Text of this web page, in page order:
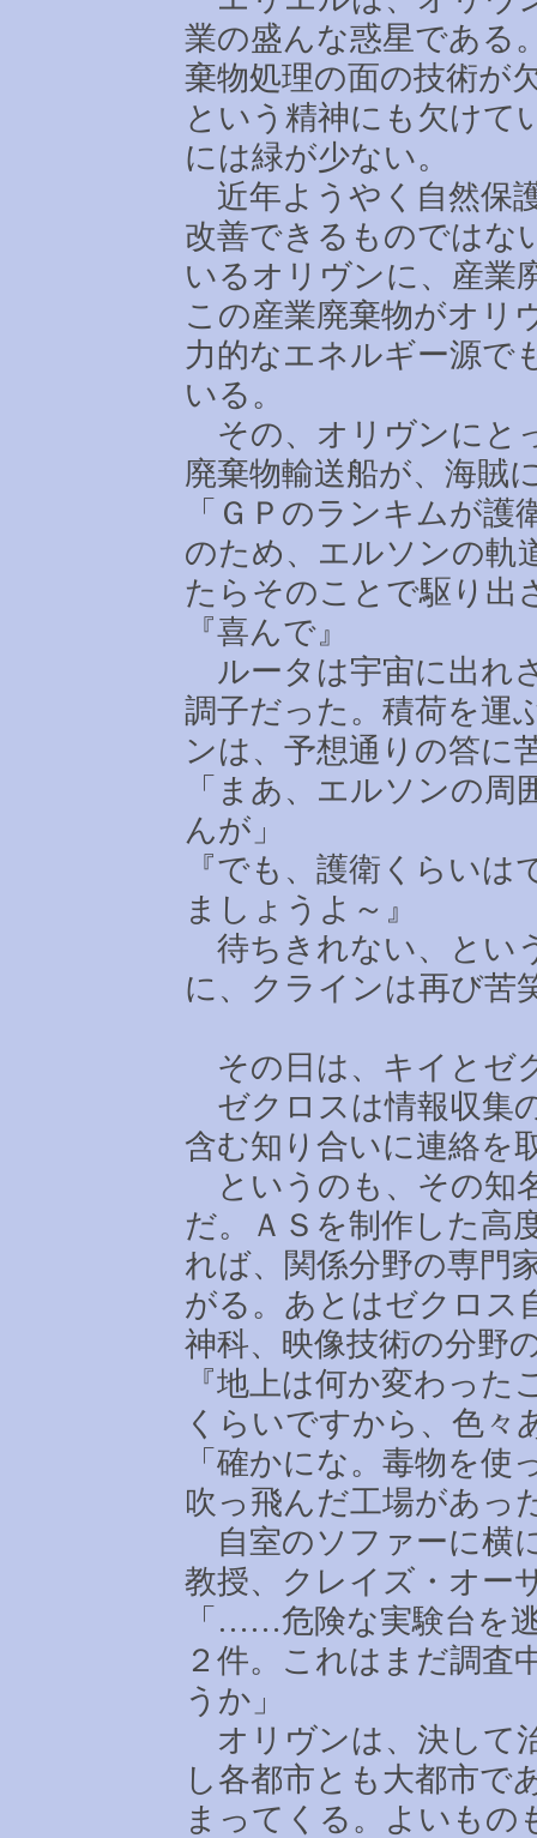
業の盛んな惑星である
棄物処理の面の技術が
という精神にも欠けて
には緑が少ない。
近年ようやく自然保
改善できるものではな
いるオリヴンに、産業
この産業廃棄物がオリ
力的なエネルギー源で
いる。
その、オリヴンにと
廃棄物輸送船が、海賊
「ＧＰのランキムが
のため、エルソンの軌
たらそのことで駆り出
『喜んで』
ルータは宇宙に出れ
調子だった。積荷を運
ンは、予想通りの答に
「まあ、エルソンの
んが」
『でも、護衛くらい
ましょうよ～』
待ちきれない、とい
に、クラインは再び苦
その日は、キイとゼ
ゼクロスは情報収集
含む知り合いに連絡を
というのも、その知
だ。ＡＳを制作した高
れば、関係分野の専門
がる。あとはゼクロス
神科、映像技術の分野
『地上は何か変わっ
くらいですから、色々
「確かにな。毒物を
吹っ飛んだ工場があっ
自室のソファーに横
教授、クレイズ・オー
「 ……危険な実験台を
２件。これはまだ調査
うか」
オリヴンは、決して
し各都市とも大都市で
まってくる。よいもの